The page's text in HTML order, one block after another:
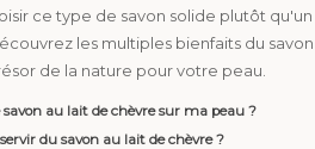
ce type de savon solide plutôt qu'un
les multiples bienfaits du savon
de la nature pour votre peau.
au lait de chèvre sur ma peau ?
du savon au lait de chèvre ?